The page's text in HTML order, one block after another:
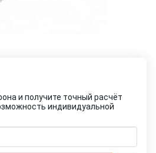
и получите точный расчёт
индивидуальной